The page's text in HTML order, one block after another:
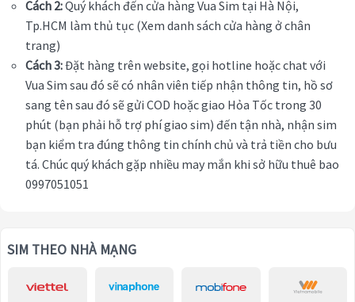
Cách 2:Quý khách đến cửa hàng Vua Sim tại Hà Nội,
Tp.HCM làm thủ tục (Xem danh sách cửa hàng ở chân
trang)
Cách 3:Đặt hàng trên website, gọi hotline hoặc chat với
Vua Sim sau đó sẽ có nhân viên tiếp nhận thông tin, hồ sơ
sang tên sau đó sẽ gửi COD hoặc giao Hỏa Tốc trong 30
phút (bạn phải hỗ trợ phí giao sim) đến tận nhà, nhận sim
bạn kiểm tra đúng thông tin chính chủ và trả tiền cho bưu
tá. Chúc quý khách gặp nhiều may mắn khi sở hữu thuê bao
0997051051
SIM THEO NHÀ MẠNG